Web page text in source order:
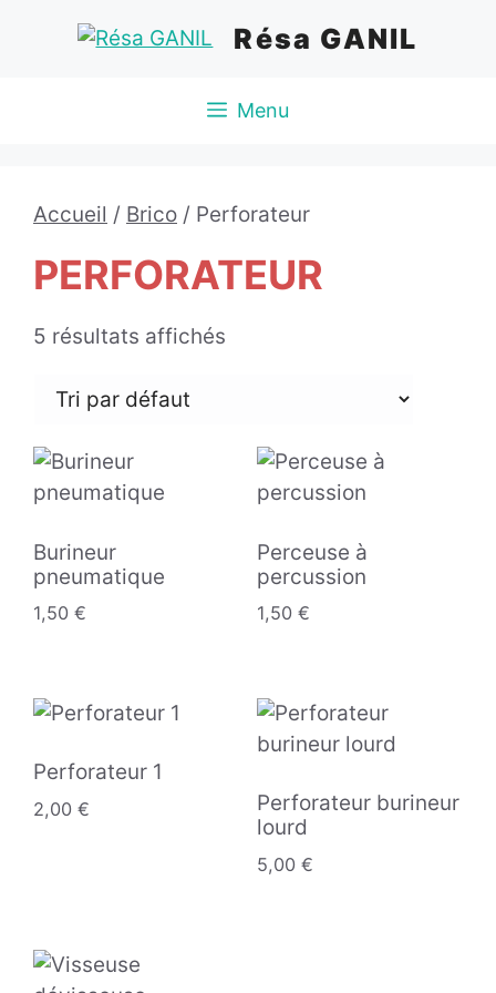
Résa GANIL
Menu
Accueil / Brico / Perforateur
PERFORATEUR
5 résultats affichés
Burineur
pneumatique
1,50 €
Perceuse à
percussion
1,50 €
Perforateur 1
2,00 €
Perforateur burineur
lourd
5,00 €